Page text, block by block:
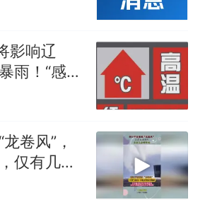
影响辽
雨！“感觉
”冲上热
卷风”，
仅有几分